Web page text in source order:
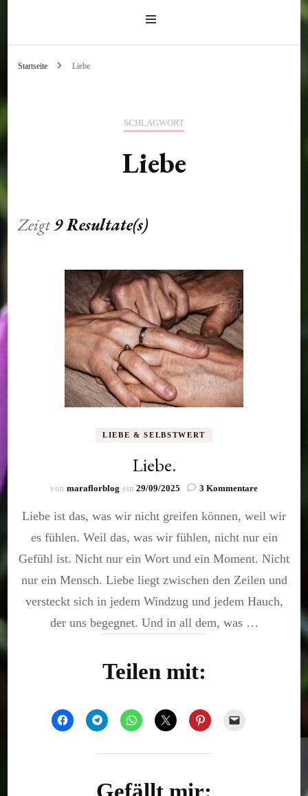
Startseite Liebe
SCHLAGWORT
Liebe
Zeigt9 Resultate(s)
LIEBE & SELBSTWERT
Liebe.
von maraflorblog ein 29/09/2025 3 Kommentarezu
Liebe ist das, was wir nicht greifen können, weil wir
es fühlen. Weil das, was wir fühlen, nicht nur ein
Gefühl ist. Nicht nur ein Wort und ein Moment. Nicht
nur ein Mensch. Liebe liegt zwischen den Zeilen und
versteckt sich in jedem Windzug und jedem Hauch,
der uns begegnet. Und in all dem, was …
Teilen mit:
Gefällt mir: